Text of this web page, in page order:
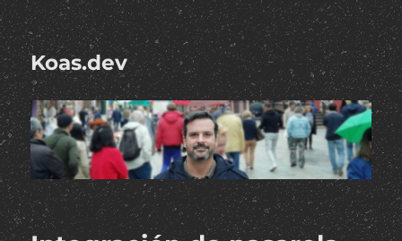
Koas.dev